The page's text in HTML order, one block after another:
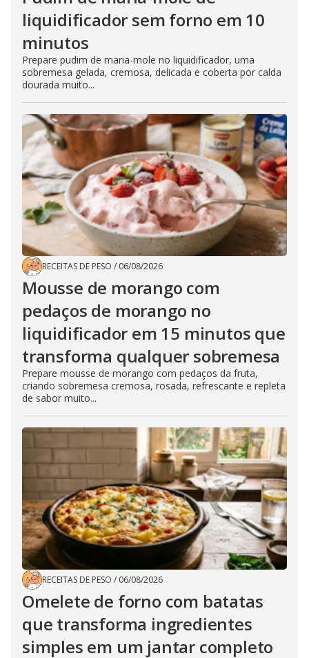
liquidificador sem forno em 10
minutos
Prepare pudim de maria-mole no liquidificador, uma
sobremesa gelada, cremosa, delicada e coberta por calda
dourada muito...
RECEITAS DE PESO / 06/08/2026
Mousse de morango com
pedaços de morango no
liquidificador em 15 minutos que
transforma qualquer sobremesa
Prepare mousse de morango com pedaços da fruta,
criando sobremesa cremosa, rosada, refrescante e repleta
de sabor muito...
RECEITAS DE PESO / 06/08/2026
Omelete de forno com batatas
que transforma ingredientes
simples em um jantar completo